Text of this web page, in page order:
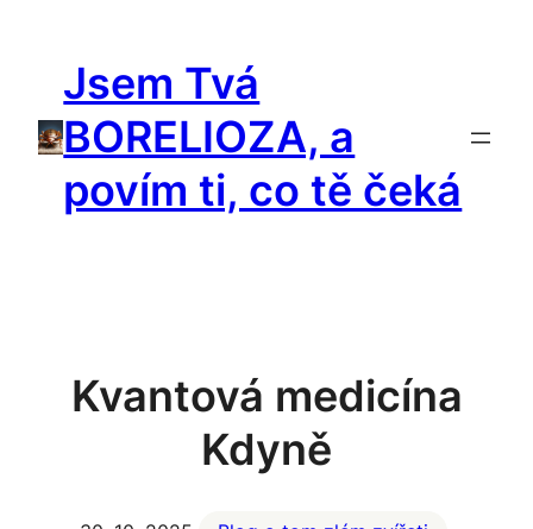
Jsem Tvá
BORELIOZA, a
povím ti, co tě čeká
Kvantová medicína
Kdyně